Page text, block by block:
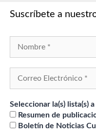
Suscríbete a
Seleccionar la(s) lista(s)
Resumen de
Boletín de Noticias